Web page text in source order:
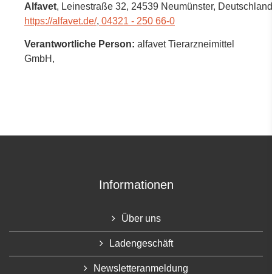
Alfavet, Leinestraße 32, 24539 Neumünster, Deutschland
https://alfavet.de/, 04321 - 250 66-0
Verantwortliche Person: alfavet Tierarzneimittel
GmbH,
Informationen
Über uns
Ladengeschäft
Newsletteranmeldung